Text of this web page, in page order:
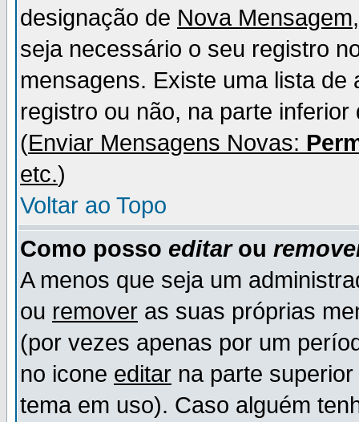
designação de Nova Mensagem
seja necessário o seu registro
mensagens. Existe uma lista
registro ou não, na parte
(Enviar Mensagens Novas:
etc.)
Voltar ao Topo
Como posso editarou
A menos que seja um
ou remover as suas próprias
(por vezes apenas por um
no icone editar na parte
tema em uso). Caso alguém